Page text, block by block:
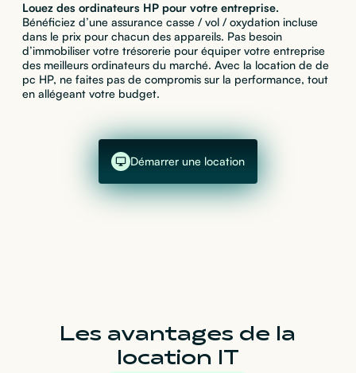
Louez des ordinateurs HP pour votre entreprise.
Bénéficiez d’une assurance casse / vol / oxydation incluse
dans le prix pour chacun des appareils. Pas besoin
d’immobiliser votre trésorerie pour équiper votre entreprise
des meilleurs ordinateurs du marché. Avec la location de de
pc HP, ne faites pas de compromis sur la performance, tout
en allégeant votre budget.
Démarrer une location
Les avantages de la
location IT